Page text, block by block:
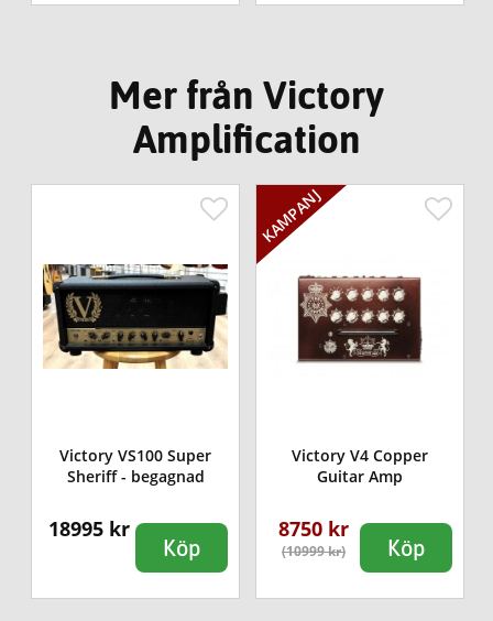
Mer från Victory
Amplification
Victory VS100 Super
Sheriff - begagnad
18995 kr
Köp
Victory V4 Copper
Guitar Amp
8750 kr
(10999 kr) Köp